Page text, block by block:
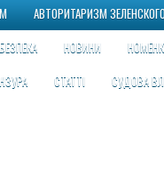
АВТОРИТАРИЗМ
НОВИНИ
СТАТТІ СУДОВА